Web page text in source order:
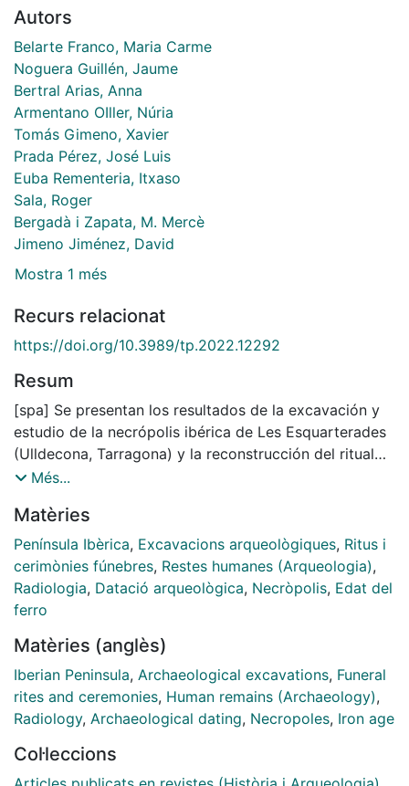
Autors
Belarte Franco, Maria Carme
Noguera Guillén, Jaume
Bertral Arias, Anna
Armentano OIller, Núria
Tomás Gimeno, Xavier
Prada Pérez, José Luis
Euba Rementeria, Itxaso
Sala, Roger
Bergadà i Zapata, M. Mercè
Jimeno Jiménez, David
Mostra 1 més
Recurs relacionat
https://doi.org/10.3989/tp.2022.12292
Resum
[spa] Se presentan los resultados de la excavación y
estudio de la necrópolis ibérica de Les Esquarterades
(Ulldecona, Tarragona) y la reconstrucción del ritual
funerario del período Ibérico Antiguo a partir de los
existen datos relativamente abundantes sobre el
mundo funerario, incluyendo varias necrópolis
excavadas entre los ríos Ebro y Mijares. Sin embargo,
la mayoría de estas investigaciones se realizó entre las
décadas de 1960 y 1970, con importantes carencias
de estudios antropológicos. Esta necrópolis se ha
estudiado mediante una metodología renovada, con
elevado carácter interdisciplinar. Esto ha permitido
recuperar información de calidad sobre aspectos
como la caracterización antropológica de la población
Més...
Matèries
Península Ibèrica, Excavacions arqueològiques, Ritus i
cerimònies fúnebres, Restes humanes (Arqueologia),
Radiologia, Datació arqueològica, Necròpolis, Edat del
ferro
Matèries (anglès)
Iberian Peninsula, Archaeological excavations, Funeral
rites and ceremonies, Human remains (Archaeology),
Radiology, Archaeological dating, Necropoles, Iron age
Col·leccions